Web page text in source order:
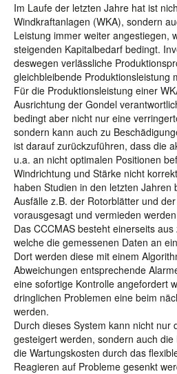
Im Laufe der letzten Jahre hat ist
Windkraftanlagen (WKA), sondern
Leistung immer weiter angestiegen,
steigenden Kapitalbedarf bedingt.
deswegen verlässliche
gleichbleibende Produktionsleistung
Für die Produktionsleistung einer
Ausrichtung der Gondel
bedingt aber nicht nur eine
sondern kann auch zu
ist darauf zurückzuführen, dass die
u.a. an nicht optimalen Positionen
Windrichtung und Stärke nicht
haben Studien in den letzten Jahren
Ausfälle z.B. der Rotorblätter und
vorausgesagt und vermieden
Das CCCMAS besteht einerseits
welche die gemessenen Daten an
Dort werden diese mit einem
Abweichungen entsprechende
eine sofortige Kontrolle angefordert
dringlichen Problemen eine beim
werden.
Durch dieses System kann nicht nur
gesteigert werden, sondern auch
die Wartungskosten durch das
Reagieren auf Probleme gesenkt